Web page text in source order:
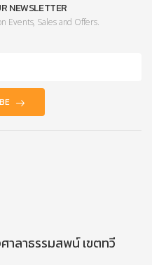
NEWSLETTER
Events, Sales and Offers.
าลาธรรมสพน์ เขตทวี